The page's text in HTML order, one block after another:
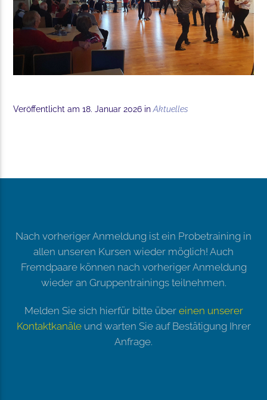
Veröffentlicht am 18. Januar 2026 inAktuelles
Nach vorheriger Anmeldung ist ein Probetraining in
allen unseren Kursen wieder möglich! Auch
Fremdpaare können nach vorheriger Anmeldung
wieder an Gruppentrainings teilnehmen.
Melden Sie sich hierfür bitte über einen unserer
Kontaktkanäleund warten Sie auf Bestätigung Ihrer
Anfrage.